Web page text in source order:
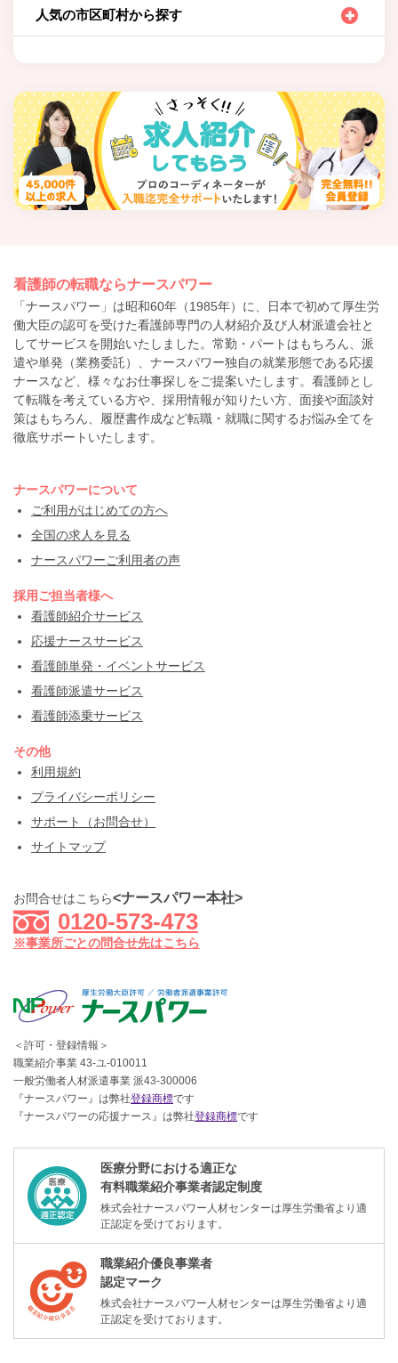
人気の市区町村から探す
看護師の転職ならナースパワー
「ナースパワー」は昭和60年（1985年）に、日本で初めて厚生労
働大臣の認可を受けた看護師専門の人材紹介及び人材派遣会社と
してサービスを開始いたしました。常勤・パートはもちろん、派
遣や単発（業務委託）、ナースパワー独自の就業形態である応援
ナースなど、様々なお仕事探しをご提案いたします。看護師とし
て転職を考えている方や、採用情報が知りたい方、面接や面談対
策はもちろん、履歴書作成など転職・就職に関するお悩み全てを
徹底サポートいたします。
ナースパワーについて
ご利用がはじめての方へ
全国の求人を見る
ナースパワーご利用者の声
採用ご担当者様へ
看護師紹介サービス
応援ナースサービス
看護師単発・イベントサービス
看護師派遣サービス
看護師添乗サービス
その他
利用規約
プライバシーポリシー
サポート（お問合せ）
サイトマップ
お問合せはこちら<ナースパワー本社>
0120-573-473
※事業所ごとの問合せ先はこちら
＜許可・登録情報＞
職業紹介事業 43-ユ-010011
一般労働者人材派遣事業 派43-300006
『ナースパワー』は弊社登録商標です
『ナースパワーの応援ナース』は弊社登録商標です
医療分野における適正な
有料職業紹介事業者認定制度
株式会社ナースパワー人材センターは厚生労働省より適
正認定を受けております。
職業紹介優良事業者
認定マーク
株式会社ナースパワー人材センターは厚生労働省より適
正認定を受けております。